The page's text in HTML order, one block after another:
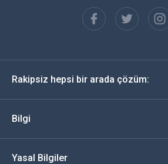
Español
Almanca
Rakipsiz hepsi bir arada çözüm:
Bilgi
Yasal Bilgiler